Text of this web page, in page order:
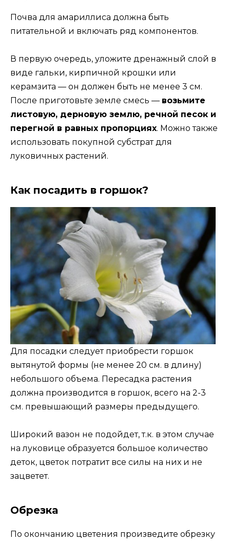
Почва для амариллиса должна быть
питательной и включать ряд компонентов.
В первую очередь, уложите дренажный слой в
виде гальки, кирпичной крошки или
керамзита — он должен быть не менее 3 см.
После приготовьте земле смесь — возьмите
листовую, дерновую землю, речной песок и
перегной в равных пропорциях. Можно также
использовать покупной субстрат для
луковичных растений.
Как посадить в горшок?
Для посадки следует приобрести горшок
вытянутой формы (не менее 20 см. в длину)
небольшого объема. Пересадка растения
должна производится в горшок, всего на 2-3
см. превышающий размеры предыдущего.
Широкий вазон не подойдет, т.к. в этом случае
на луковице образуется большое количество
деток, цветок потратит все силы на них и не
зацветет.
Обрезка
По окончанию цветения произведите обрезку